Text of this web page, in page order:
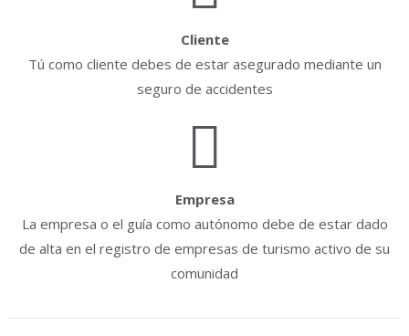
Cliente
Tú como cliente debes de estar asegurado mediante un
seguro de accidentes
Empresa
La empresa o el guía como autónomo debe de estar dado
de alta en el registro de empresas de turismo activo de su
comunidad